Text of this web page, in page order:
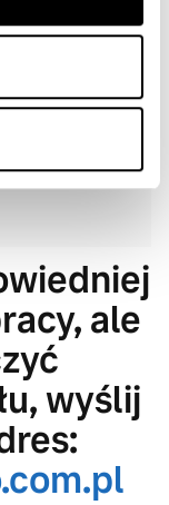
ale
wyślij